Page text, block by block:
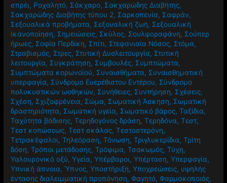
σπρέι, Ροχαλητό, Σάκχαρο, Σακχαρώδης Διαβήτης,
Σακχαρώδης Διαβήτης τύπου 2, Σαρκοπενία, Σαφράν,
Σεξουαλικά προβήματα, Σεξουαλική ζωή, Σεξουαλική
Ικανοποίηση, Σημειώσεις, Σκύλος, Σουλφοραφάνη, Σούπερ
ήρωες, Σοφία Περδίκη, Σπίτι, Στεφανιαία Νόσος, Στόμα,
Στραβισμός, Στρες, Στυτική Δυσλειτουργία, Στυτική
λειτουργία, Συγκράτηση, Συμβουλές, Συμπτώματα,
Συμπτώματα κορωνοϊού, Συναισθήματα, Συναισθηματική
υπερφαγία, Σύνδρομο Ευερέθιστου Εντέρου, Σύνδρομο
πολυκυστικών ωοθηκών, Συνήθειες, Συντήρηση, Σχέσεις,
Σχέση, Σχιζοφρένεια, Σώμα, Σωματική Άσκηση, Σωματική
δραστηριότητα, Σωματική υγεία, Σωματικό βάρος,Ταξίδια,
Ταχύτητα βάδισης,Τερηδογόνος δράση,Τερηδόνα,Τεστ,
Τεστ κοπώσεως,Τεστ σκάλας,Τεστοστερόνη,
Τετρακέφαλοι,Τηλεόραση,Τόνωση,Τριγλυκερίδια,Τρίτη
δόση,Τρόποι μετάδοσης,Τρόφιμα,Τσακωμός,Τύχη,
Υαλουρονικό οξύ,Υγεία,Υπέρβαροι,Υπέρταση,Υπερφαγία,
Υπνική άπνοια,Ύπνος,Υποστήριξη,Υποχρεώσεις, υψηλής
έντασης διαλειμματική προπόνηση,Φαγητό,Φαρμακοποιός,